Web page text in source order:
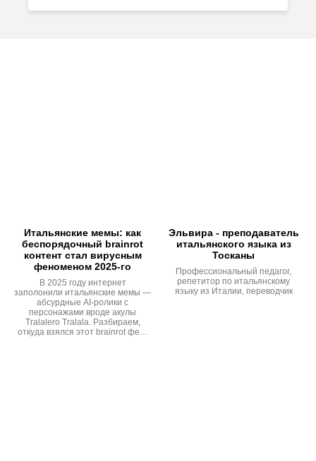
Итальянские мемы: как
беспорядочный brainrot
контент стал вирусным
феноменом 2025-го
В 2025 году интернет
заполонили итальянские мемы —
абсурдные AI-ролики с
персонажами вроде акулы
Tralalero Tralala. Разбираем,
откуда взялся этот brainrot фе…
Эльвира - преподаватель
итальянского языка из
Тосканы
Профессиональный педагог,
репетитор по итальянскому
языку из Италии, переводчик